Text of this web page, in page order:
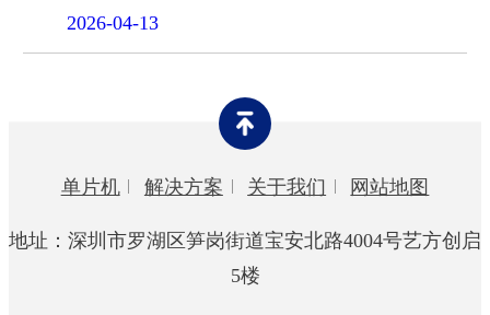
2026-04-13
单片机 解决方案 关于我们 网站地图
地址：深圳市罗湖区笋岗街道宝安北路4004号艺方创启
5楼